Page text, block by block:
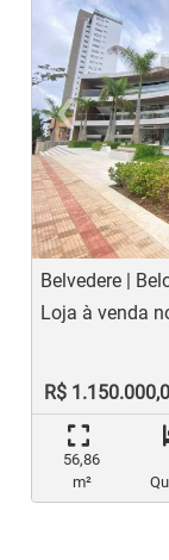
‹
Belvedere |
Loja à venda
R$
56,86
m²